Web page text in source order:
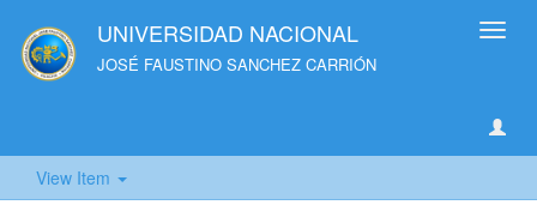
UNIVERSIDAD NACIONAL
JOSÉ FAUSTINO SANCHEZ CARRIÓN
View Item